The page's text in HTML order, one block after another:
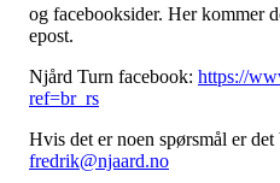
og facebooksider. Her kommer
epost.
Njård Turn facebook: https://
ref=br_rs
Hvis det er noen spørsmål er det
fredrik@njaard.no